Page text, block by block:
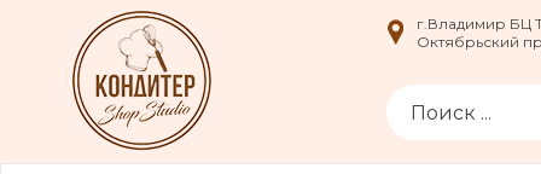
г.Владимир БЦ
Октябрьский
г.Владимир БЦ
Октябрьский